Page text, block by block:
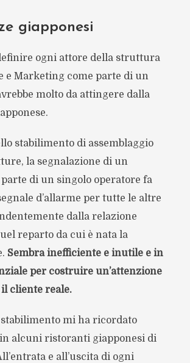
giapponesi
ogni attore della struttura
e Marketing come parte di un
molto da attingere dalla
stabilimento di assemblaggio
la segnalazione di un
di un singolo operatore fa
d’allarme per tutte le altre
dalla relazione
reparto da cui è nata la
Sembra inefficiente e inutile e in
per costruire un’attenzione
cliente reale.
mi ha ricordato
in alcuni ristoranti giapponesi di
e all’uscita di ogni